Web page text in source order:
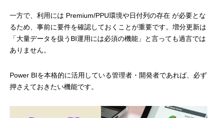
一方で、利用には Premium/PPU環境や日付列の存在 が必要とな
るため、事前に要件を確認しておくことが重要です。増分更新は
「大量データを扱うBI運用には必須の機能」と言っても過言では
ありません。
Power BIを本格的に活用している管理者・開発者であれば、必ず
押さえておきたい機能です。